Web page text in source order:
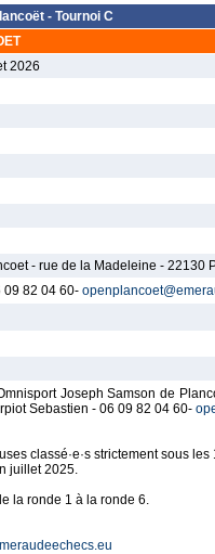
- Tournoi C
2026
- rue de la Madeleine - 22130
09 82 04 60-
Joseph Samson de
Sebastien - 06 09 82 04 60-
classé·e·s strictement sous
juillet 2025.
la ronde 1 à la ronde 6.